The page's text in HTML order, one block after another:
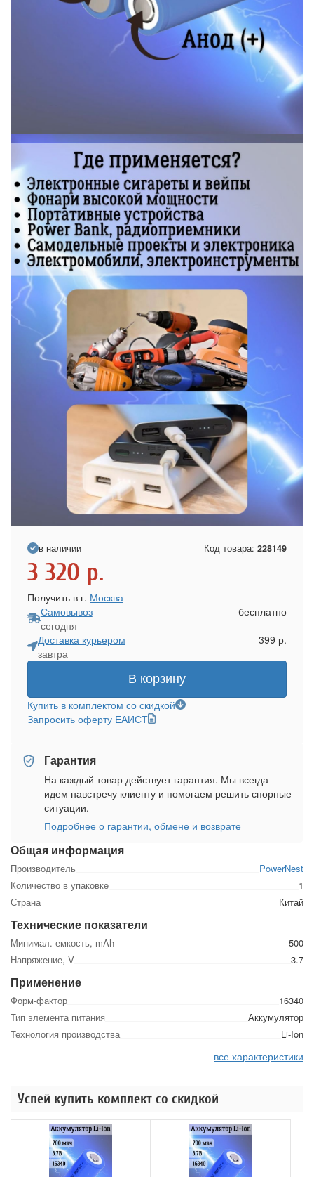
Общая информация
Производитель
PowerNest
Количество в упаковке
1
Страна
Китай
Технические показатели
Минимал. емкость, mAh
500
Напряжение, V
3.7
Применение
Форм-фактор
16340
Тип элемента питания
Аккумулятор
Технология производства
Li-Ion
все характеристики
в наличии Код товара: 228149
3 320 р.
Получить в г. Москва
Самовывоз
сегодня
бесплатно
Доставка курьером
завтра
399 р.
В корзину
Купить в комплектом со скидкой
Запросить оферту ЕАИСТ
Гарантия
На каждый товар действует гарантия. Мы всегда
идем навстречу клиенту и помогаем решить спорные
ситуации.
Подробнее о гарантии, обмене и возврате
Успей купить комплект со скидкой